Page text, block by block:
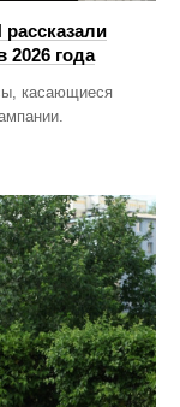
2026 года
касающиеся